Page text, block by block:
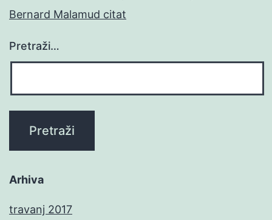
Bernard Malamud citat
Pretraži…
Arhiva
travanj 2017